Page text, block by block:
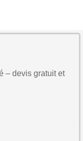
– devis gratuit et